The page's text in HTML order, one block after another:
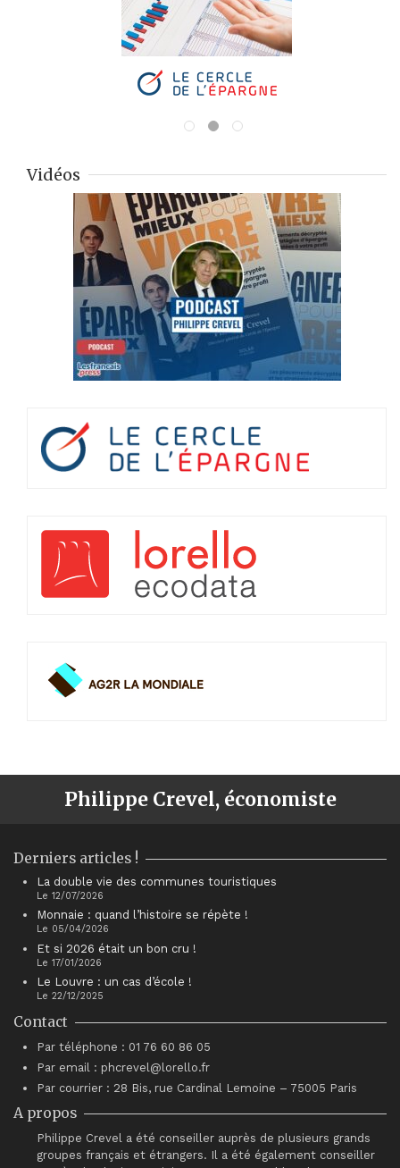
Vidéos
Philippe Crevel, économiste
Derniers articles !
La double vie des communes touristiques
Le 12/07/2026
Monnaie : quand l’histoire se répète !
Le 05/04/2026
Et si 2026 était un bon cru !
Le 17/01/2026
Le Louvre : un cas d’école !
Le 22/12/2025
Contact
Par téléphone : 01 76 60 86 05
Par email : phcrevel@lorello.fr
Par courrier : 28 Bis, rue Cardinal Lemoine – 75005 Paris
A propos
Philippe Crevel a été conseiller auprès de plusieurs grands
groupes français et étrangers. Il a été également conseiller